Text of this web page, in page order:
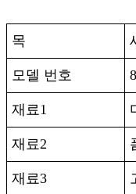
목
모델 번호
재료1
재료2
재료3